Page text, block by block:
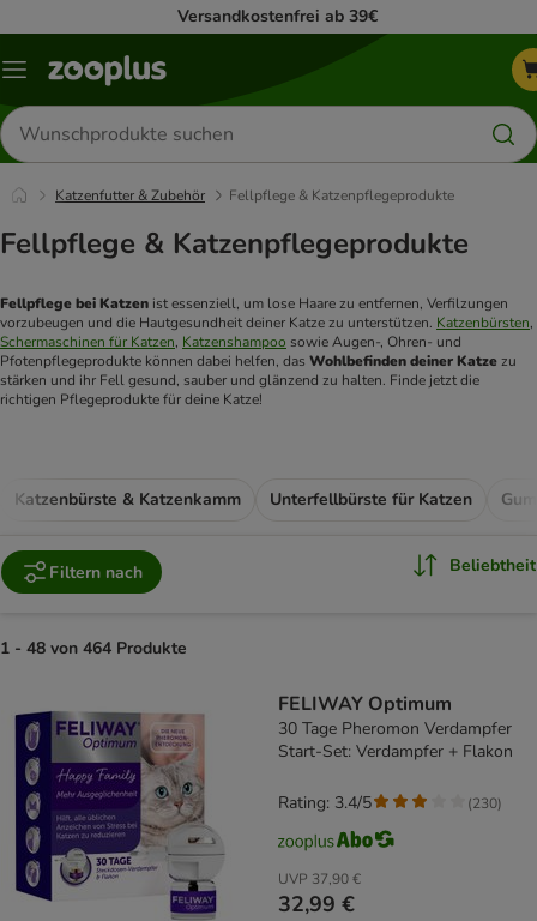
Versandkostenfrei ab 39€
Menü
Produkte
suchen
Katzenfutter & Zubehör Fellpflege & Katzenpflegeprodukte
Fellpflege & Katzenpflegeprodukte
Fellpflege bei Katzen ist essenziell, um lose Haare zu entfernen, Verfilzungen
vorzubeugen und die Hautgesundheit deiner Katze zu unterstützen. Katzenbürsten
Schermaschinen für Katzen, Katzenshampoo sowie Augen‑, Ohren‑ und
Pfotenpflegeprodukte können dabei helfen, das Wohlbefinden deiner Katze zu
stärken und ihr Fell gesund, sauber und glänzend zu halten. Finde jetzt die
richtigen Pflegeprodukte für deine Katze!
Katzenbürste & Katzenkamm Unterfellbürste für Katzen
Filtern nach Beliebtheit
1 - 48 von 464 Produkte
FELIWAY Optimum
30 Tage Pheromon Verdampfer
Start-Set: Verdampfer + Flakon
UVP 37,90 €
32,99 €
Rating: 3.4/5 (230)